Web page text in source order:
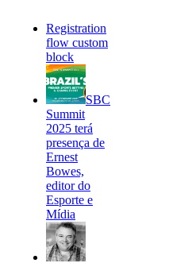
Registration
flow custom
block
SBC
Summit
2025 terá
presença de
Ernest
Bowes,
editor do
Esporte e
Mídia